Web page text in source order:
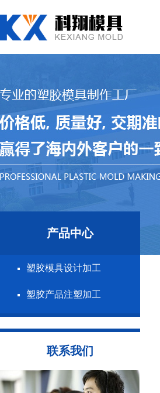
产品中心
塑胶模具设计加工
塑胶产品注塑加工
联系我们